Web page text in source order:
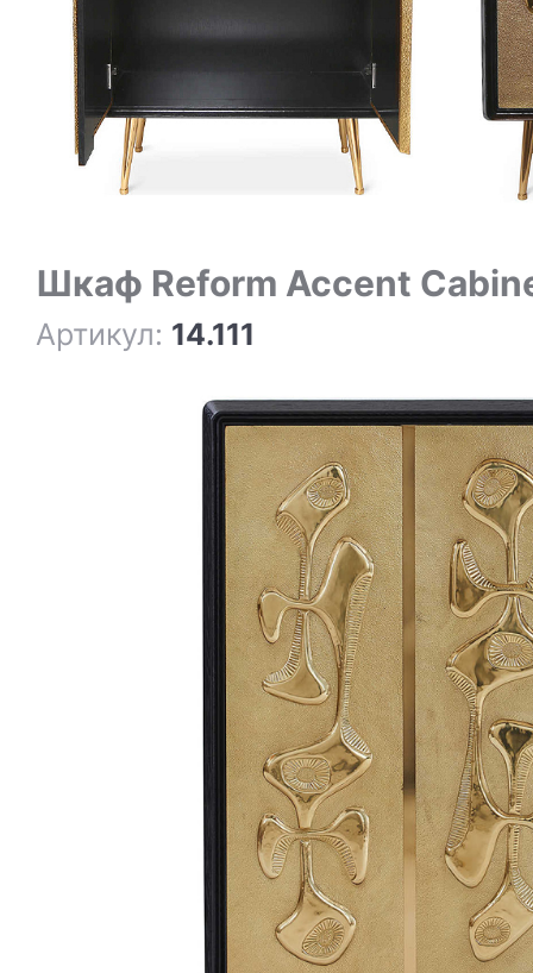
Шкаф Reform Accent
Артикул: 14.111